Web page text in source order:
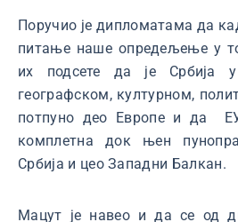
Поручио је дипломатама да
питање наше опредељење у
их подсете да је Србија
географском, културном,
потпуно део Европе и да
комплетна док њен
Србија и цео Западни Балкан.
Мацут је навео и да се од